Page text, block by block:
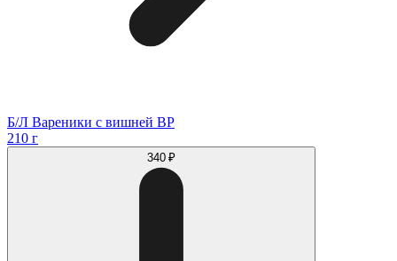
Б/Л Вареники с вишней ВР
210 г
340 ₽